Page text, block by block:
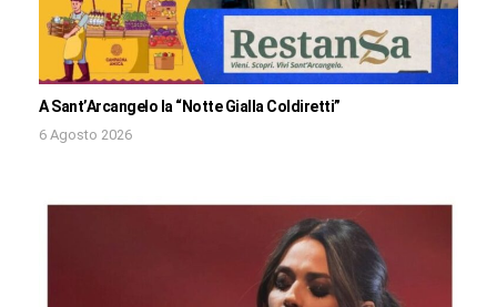
A Sant’Arcangelo la “Notte Gialla Coldiretti”
6 Agosto 2026